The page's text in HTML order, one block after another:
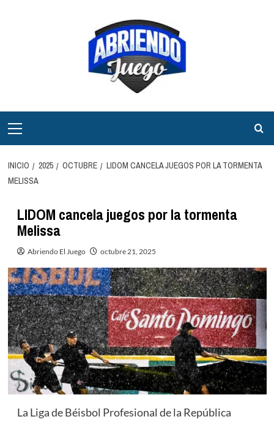
principal
INICIO 2025 OCTUBRE
LIDOM CANCELA JUEGOS POR LA TORMENTA
MELISSA
LIDOM cancela juegos por la tormenta
Melissa
Abriendo El Juego octubre 21, 2025
La Liga de Béisbol Profesional de la República